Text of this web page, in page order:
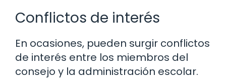
Conflictos de interés
En ocasiones, pueden surgir conflictos
de interés entre los miembros del
consejo y la administración escolar.